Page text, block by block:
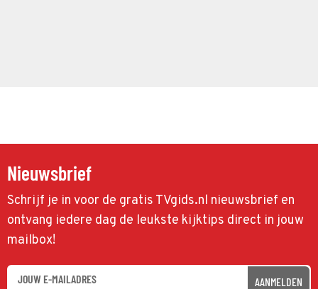
Nieuwsbrief
Schrijf je in voor de gratis TVgids.nl nieuwsbrief en
ontvang iedere dag de leukste kijktips direct in jouw
mailbox!
AANMELDEN